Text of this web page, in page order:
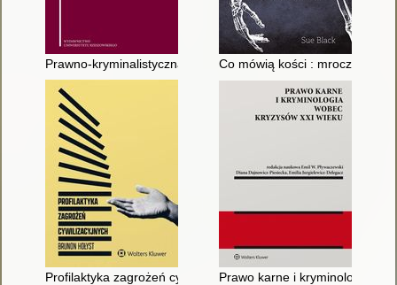
Prawno-kryminalistyczna i kryminologiczna problematyka
Co mówią kości : mroczne
Profilaktyka zagrożeń cywilizacyjnychPrawo karne i kryminologia